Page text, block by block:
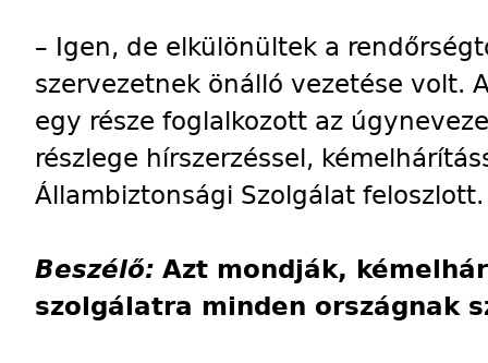
– Igen, de elkülönültek a
szervezetnek önálló vezetése volt.
egy része foglalkozott az
részlege hírszerzéssel,
Állambiztonsági Szolgálat feloszlott.
Beszélő: Azt mondják,
szolgálatra minden országnak